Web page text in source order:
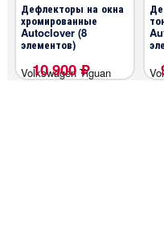
Дефлекторы на окна
хромированные
Autoclover (8
элементов)
Volkswagen Tiguan
2016-2020
10 900 ₽